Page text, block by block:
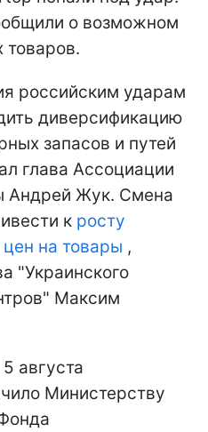
о возможном
товаров.
российским ударам
диверсификацию
запасов и путей
глава Ассоциации
Андрей Жук. Смена
к росту
на товары ,
"Украинского
Максим
августа
Министерству